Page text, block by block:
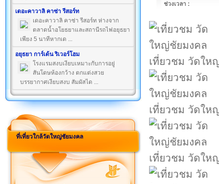
เดอะคาวาลิ คาซ่า รีสอร์ท
เดอะคาวาลิ คาซ่า รีสอร์ท ห่างจาก
ตลาดน้ำอโยธยาและสถานีรถไฟอยุธยา
เพียง 5 นาทีหากเด ...
อยุธยา การ์เด้น ริเวอร์โฮม
โรงแรมสงบเงียบเหมาะกับการอยู่
สันโดษห้องกว้าง ตกแต่งสวย
บรรยากาศเงียบสงบ สัมผัสได ...
ที่เที่ยวใกล้วัดใหญ่ชัยมงคล
ช่วงเวลา :
เที่ยวชม วัดให
เที่ยวชม วัดให
เที่ยวชม วัดให